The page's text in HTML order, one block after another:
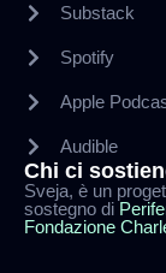
Substack
Spotify
Apple
Audible
Chi ci
Sveja, è un
sostegno di
Fondazione